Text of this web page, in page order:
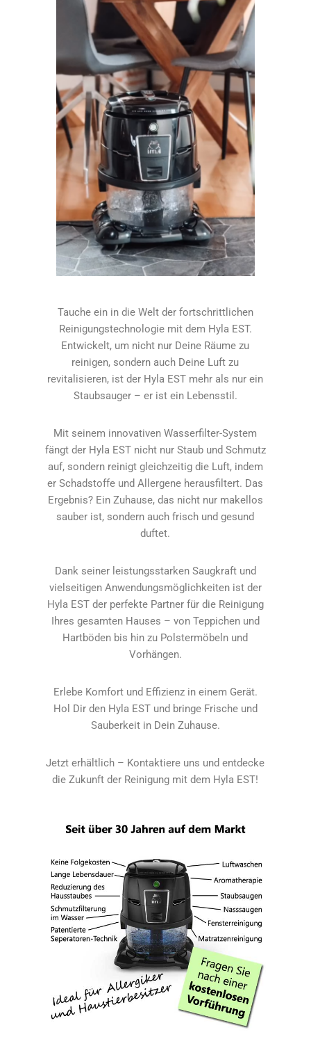
Tauche ein in die Welt der fortschrittlichen
Reinigungstechnologie mit dem Hyla EST.
Entwickelt, um nicht nur Deine Räume zu
reinigen, sondern auch Deine Luft zu
revitalisieren, ist der Hyla EST mehr als nur ein
Staubsauger – er ist ein Lebensstil.
Mit seinem innovativen Wasserfilter-System
fängt der Hyla EST nicht nur Staub und Schmutz
auf, sondern reinigt gleichzeitig die Luft, indem
er Schadstoffe und Allergene herausfiltert. Das
Ergebnis? Ein Zuhause, das nicht nur makellos
sauber ist, sondern auch frisch und gesund
duftet.
Dank seiner leistungsstarken Saugkraft und
vielseitigen Anwendungsmöglichkeiten ist der
Hyla EST der perfekte Partner für die Reinigung
Ihres gesamten Hauses – von Teppichen und
Hartböden bis hin zu Polstermöbeln und
Vorhängen.
Erlebe Komfort und Effizienz in einem Gerät.
Hol Dir den Hyla EST und bringe Frische und
Sauberkeit in Dein Zuhause.
Jetzt erhältlich – Kontaktiere uns und entdecke
die Zukunft der Reinigung mit dem Hyla EST!